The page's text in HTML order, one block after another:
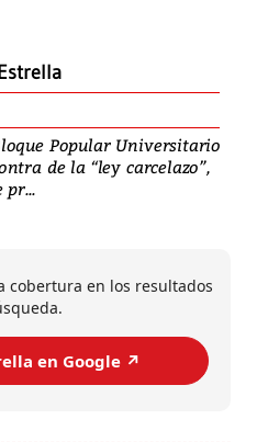
Popular Universitario
de la “ley carcelazo”,
pr...
cobertura en los resultados
en Google ↗️